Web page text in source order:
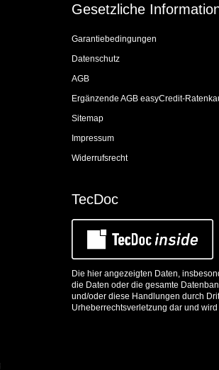
Gesetzliche
Garantiebedingungen
Datenschutz
AGB
Ergänzende AGB easyCredit-
Sitemap
Impressum
Widerrufsrecht
TecDoc
Die hier angezeigten Daten,
die Daten oder die gesamte
und/oder diese Handlungen durch
Urheberrechtsverletzung dar und